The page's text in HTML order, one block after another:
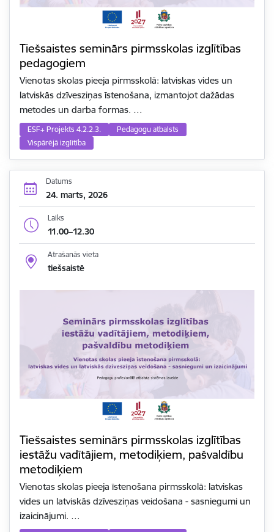
Tiešsaistes seminārs pirmsskolas izglītības
pedagogiem
Vienotas skolas pieeja pirmsskolā: latviskas vides un
latviskās dzīvesziņas īstenošana, izmantojot dažādas
metodes un darba formas. …
ESF+ Projekts 4.2.2.3.
Pedagogu atbalsts
Vispārējā izglītība
Datums
24. marts, 2026
Laiks
11.00–12.30
Atrašanās vieta
tiešsaistē
Tiešsaistes seminārs pirmsskolas izglītības
iestāžu vadītājiem, metodiķiem, pašvaldību
metodiķiem
Vienotas skolas pieeja īstenošana pirmsskolā: latviskas
vides un latviskās dzīvesziņas veidošana - sasniegumi un
izaicinājumi. …